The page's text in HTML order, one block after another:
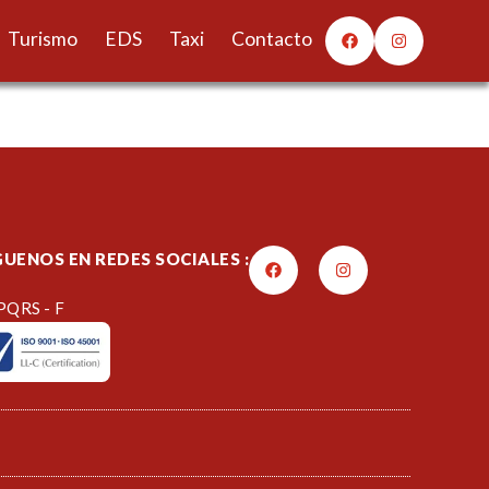
Turismo EDS Taxi Contacto
EN REDES SOCIALES :
- F